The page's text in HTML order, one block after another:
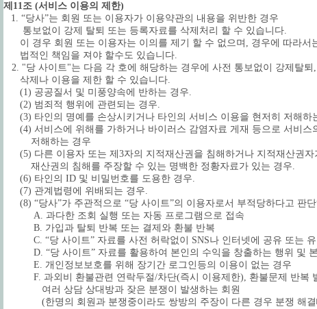
제11조 (서비스 이용의 제한)
1. “당사”는 회원 또는 이용자가 이용약관의 내용을 위반한 경우
통보없이 강제 탈퇴 또는 등록자료를 삭제처리 할 수 있습니다.
이 경우 회원 또는 이용자는 이의를 제기 할 수 없으며, 경우에 따라서
법적인 책임을 져야 할수도 있습니다.
2. "당 사이트"는 다음 각 호에 해당하는 경우에 사전 통보없이 강제탈퇴,
삭제나 이용을 제한 할 수 있습니다.
(1) 공공질서 및 미풍양속에 반하는 경우.
(2) 범죄적 행위에 관련되는 경우.
(3) 타인의 명예를 손상시키거나 타인의 서비스 이용을 현저히 저해하
(4) 서비스에 위해를 가하거나 바이러스 감염자료 게재 등으로 서비스
저해하는 경우
(5) 다른 이용자 또는 제3자의 지적재산권을 침해하거나 지적재산권자
재산권의 침해를 주장할 수 있는 명백한 정황자료가 있는 경우.
(6) 타인의 ID 및 비밀번호를 도용한 경우.
(7) 관계법령에 위배되는 경우.
(8) “당사”가 주관적으로 “당 사이트”의 이용자로서 부적당하다고 판
A. 과다한 조회 실행 또는 자동 프로그램으로 접속
B. 가입과 탈퇴 반복 또는 결제와 환불 반복
C. “당 사이트” 자료를 사전 허락없이 SNS나 인터넷에 공유 또는 유
D. “당 사이트” 자료를 활용하여 본인의 수익을 창출하는 행위 및
E. 개인정보보호를 위해 장기간 로그인등의 이용이 없는 경우
F. 과외비 환불관련 연락두절/차단(즉시 이용제한), 환불문제 반복
여러 상담 상대방과 잦은 분쟁이 발생하는 회원
(한명의 회원과 분쟁중이라도 쌍방의 주장이 다른 경우 분쟁 해결